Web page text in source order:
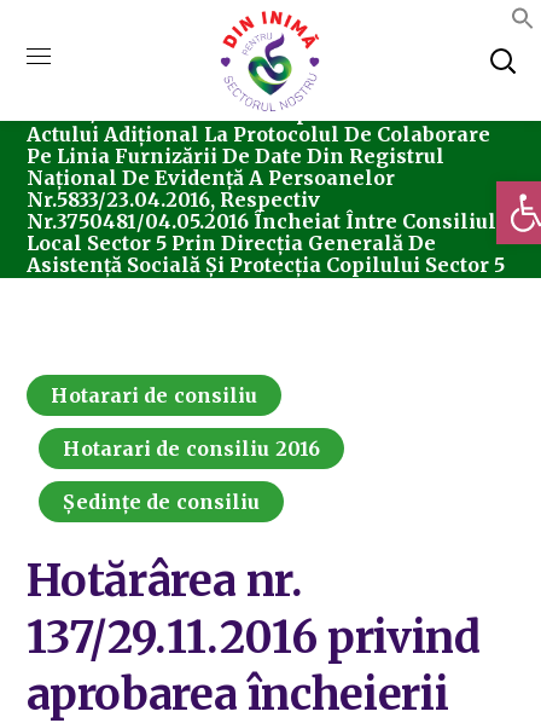
Home Consiliul Local Sector 5
Ședințe De
Hotarari De Consiliu
Nr. 137/29.11.2016 Privind Aprobarea Încheierii
Actului Adiţional La Protocolul De Colaborare
Pe Linia Furnizării De Date Din Registrul
Naţional De Evidenţă A Persoanelor
Nr.5833/23.04.2016, Respectiv
Nr.3750481/04.05.2016 Încheiat Între Consiliul
Local Sector 5 Prin Direcţia Generală De
Asistenţă Socială Şi Protecţia Copilului Sector 5
Hotarari de consiliu
Hotarari de consiliu 2016
Ședințe de consiliu
Hotărârea nr.
137/29.11.2016 privind
aprobarea încheierii